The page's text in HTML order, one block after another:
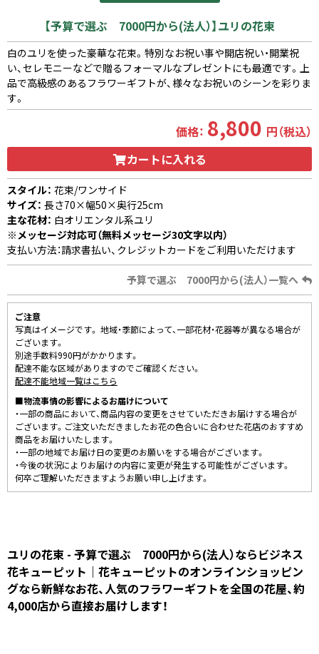
【予算で選ぶ 7000円から(法人）】ユリの花束
白のユリを使った豪華な花束。特別なお祝い事や開店祝い・開業祝
い、セレモニーなどで贈るフォーマルなプレゼントにも最適です。上
品で高級感のあるフラワーギフトが、様々なお祝いのシーンを彩りま
す。
価格： 8,800 円（税込）
カートに入れる
スタイル： 花束/ワンサイド
サイズ： 長さ70×幅50×奥行25cm
主な花材： 白オリエンタル系ユリ
※メッセージ対応可（無料メッセージ30文字以内）
支払い方法：請求書払い、クレジットカードをご利用いただけます
予算で選ぶ 7000円から(法人）一覧へ
ご注意
写真はイメージです。 地域・季節によって、一部花材・花器等が異なる場合が
ございます。
別途手数料990円がかかります。
配達不能な区域がありますのでご確認ください。
配達不能地域一覧はこちら
■物流事情の影響によるお届けについて
・一部の商品において、商品内容の変更をさせていただきお届けする場合が
ございます。ご注文いただきましたお花の色合いに合わせた花店のおすすめ
商品をお届けいたします。
・一部の地域でお届け日の変更のお願いをする場合がございます。
・今後の状況によりお届けの内容に変更が発生する可能性がございます。
何卒ご理解いただきますようお願い申し上げます。
ユリの花束 - 予算で選ぶ 7000円から(法人）ならビジネス
花キューピット｜花キューピットのオンラインショッピン
グなら新鮮なお花、人気のフラワーギフトを全国の花屋、約
4,000店から直接お届けします！